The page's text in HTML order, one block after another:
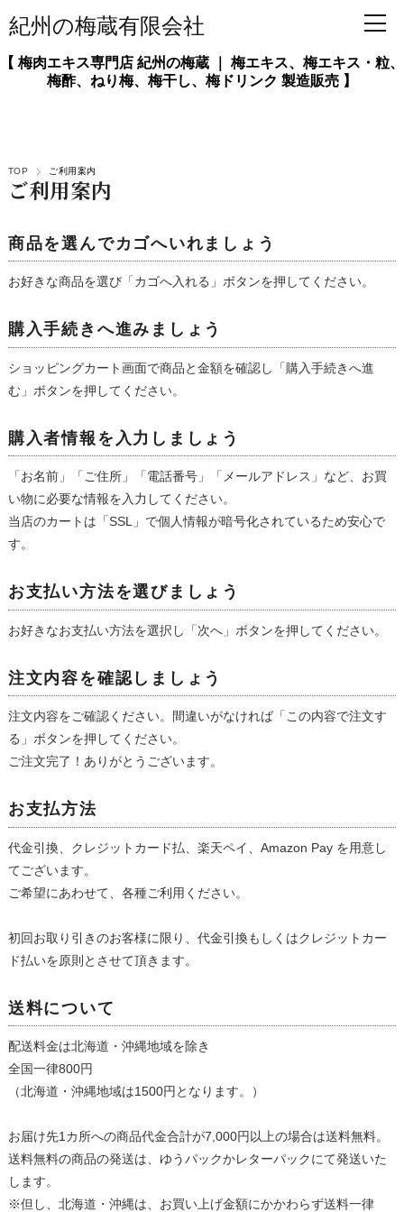
紀州の梅蔵有限会社
【 梅肉エキス専門店 紀州の梅蔵 ｜ 梅エキス、梅エキス・粒、
梅酢、ねり梅、梅干し、梅ドリンク 製造販売 】
TOP ご利用案内
ご利用案内
商品を選んでカゴへいれましょう
お好きな商品を選び「カゴへ入れる」ボタンを押してください。
購入手続きへ進みましょう
ショッピングカート画面で商品と金額を確認し「購入手続きへ進
む」ボタンを押してください。
購入者情報を入力しましょう
「お名前」「ご住所」「電話番号」「メールアドレス」など、お買
い物に必要な情報を入力してください。
当店のカートは「SSL」で個人情報が暗号化されているため安心で
す。
お支払い方法を選びましょう
お好きなお支払い方法を選択し「次へ」ボタンを押してください。
注文内容を確認しましょう
注文内容をご確認ください。間違いがなければ「この内容で注文す
る」ボタンを押してください。
ご注文完了！ありがとうございます。
お支払方法
代金引換、クレジットカード払、楽天ペイ、Amazon Pay を用意し
てございます。
ご希望にあわせて、各種ご利用ください。
初回お取り引きのお客様に限り、代金引換もしくはクレジットカー
ド払いを原則とさせて頂きます。
送料について
配送料金は北海道・沖縄地域を除き
全国一律800円
（北海道・沖縄地域は1500円となります。）
お届け先1カ所への商品代金合計が7,000円以上の場合は送料無料。
送料無料の商品の発送は、ゆうパックかレターパックにて発送いた
します。
※但し、北海道・沖縄は、お買い上げ金額にかかわらず送料一律